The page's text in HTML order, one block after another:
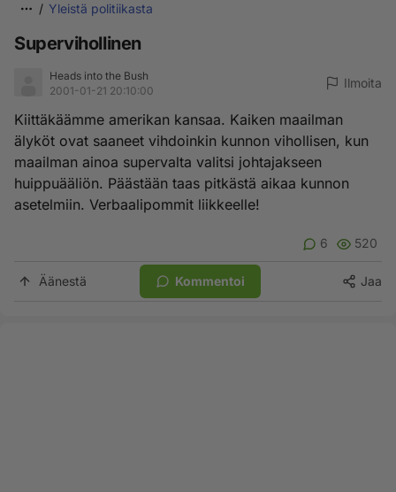
Yleistä politiikasta
Supervihollinen
Heads into the Bush
2001-01-21 20:10:00
Ilmoita
Kiittäkäämme amerikan kansaa. Kaiken maailman
älyköt ovat saaneet vihdoinkin kunnon vihollisen, kun
maailman ainoa supervalta valitsi johtajakseen
huippuääliön. Päästään taas pitkästä aikaa kunnon
asetelmiin. Verbaalipommit liikkeelle!
6 520
Äänestä Kommentoi Jaa